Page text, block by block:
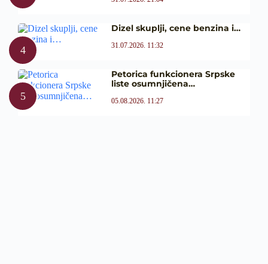
Dizel skuplji, cene benzina i…
31.07.2026. 11:32
Petorica funkcionera Srpske
liste osumnjičena…
05.08.2026. 11:27